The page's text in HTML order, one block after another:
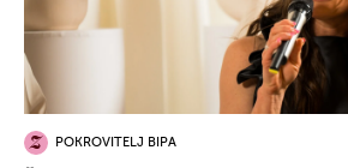
POKROVITELJ BIPA